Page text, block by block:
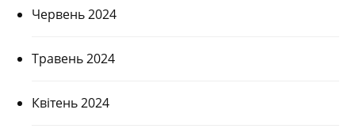
Червень 2024
Травень 2024
Квітень 2024